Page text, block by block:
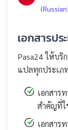
เอกสารป
Pasa24 ให้บริ
แปลทุกประเภ
เอกสาร
สำคัญที่ใ
เอกสาร